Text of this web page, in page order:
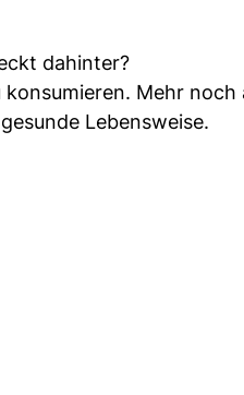
dahinter?
konsumieren. Mehr noch
Lebensweise.